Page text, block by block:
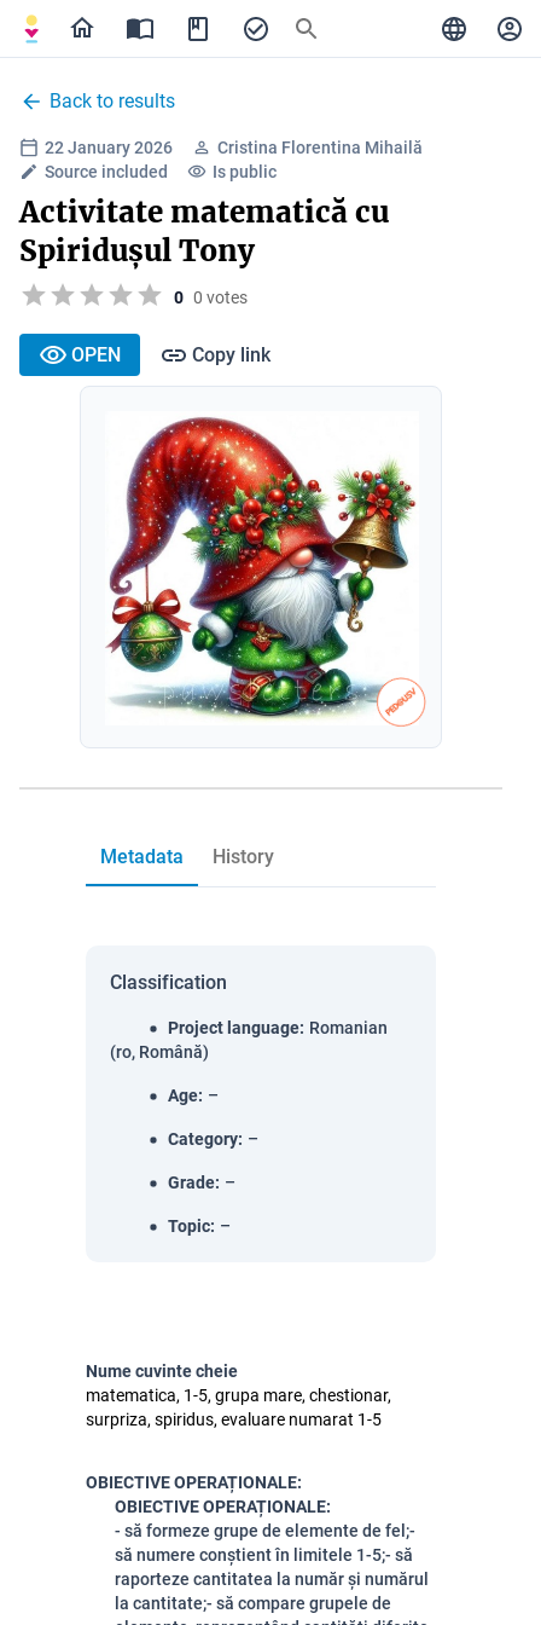
Back to results
22 January 2026
Cristina Florentina Mihailă
Source included
Is public
Activitate matematică cu
Spiridușul Tony
0 0 votes
OPEN Copy link
Metadata History
Classification
Project language: Romanian
(ro, Română)
Age: –
Category: –
Grade: –
Topic: –
Nume cuvinte cheie
matematica, 1-5, grupa mare, chestionar,
surpriza, spiridus, evaluare numarat 1-5
OBIECTIVE OPERAȚIONALE:
OBIECTIVE OPERAȚIONALE:
- să formeze grupe de elemente de fel;-
să numere conștient în limitele 1-5;- să
raporteze cantitatea la număr și numărul
la cantitate;- să compare grupele de